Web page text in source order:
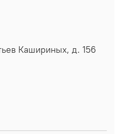
Кашириных, д. 156